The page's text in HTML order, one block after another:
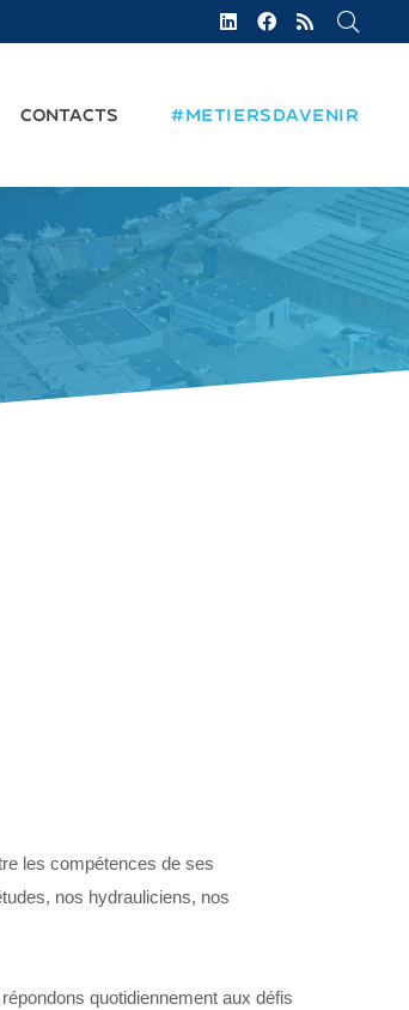
CONTACTS #METIERSDAVENIR
les compétences de ses
nos hydrauliciens, nos
quotidiennement aux défis